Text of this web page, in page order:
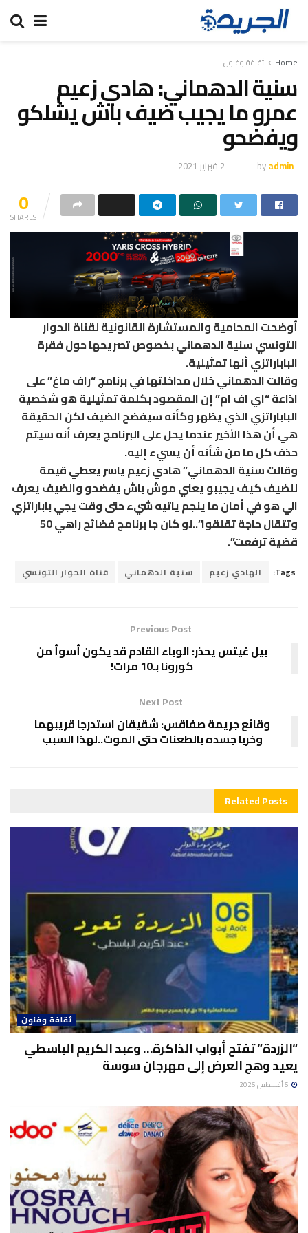
Home ثقافة وفنون
سنية الدهماني: هادي زعيم
عمرو ما يجيب ضيف باش يشلكو
ويفضحو
byadmin 2 فبراير 2021
0
SHARES
أوضحت المحامية والمستشارة القانونية لقناة الحوار
التونسي سنية الدهماني بخصوص تصريحها حول فقرة
الباباراتزي أنها تمثيلية.
وقالت الدهماني خلال مداخلتها في برنامج “راف ماغ” على
اذاعة “اي اف ام” إن المقصود بكلمة تمثيلية هو شخصية
الباباراتزي الذي يظهر وكأنه سيفضح الضيف لكن الحقيقة
هي أن هذا الأخير عندما يحل على البرنامج يعرف أنه سيتم
حذف كل ما من شأنه أن يسيء إليه.
وقالت سنية الدهماني” هادي زعيم ياسر يعطي قيمة
للضيف كيف يجيبو يعني موش باش يفضحو والضيف يعرف
الي هو في أمان ما ينجم ياتيه شيء حتى وقت يجي باباراتزي
وتتقال حاجة تقلقوا”..لو كان جا برنامج فضائح راهي 50
قضية ترفعت”.
Tags: الهادي زعيم سنية الدهماني قناة الحوار التونسي
Previous Post
بيل غيتس يحذر: الوباء القادم قد يكون أسوأ من
كورونا بـ10 مرات!
Next Post
وقائع جريمة صفاقس: شقيقان استدرجا قريبهما
وخربا جسده بالطعنات حتى الموت..لهذا السبب
RelatedPosts
ثقافة وفنون
“الزردة” تفتح أبواب الذاكرة… وعبد الكريم الباسطي
يعيد وهج العرض إلى مهرجان سوسة